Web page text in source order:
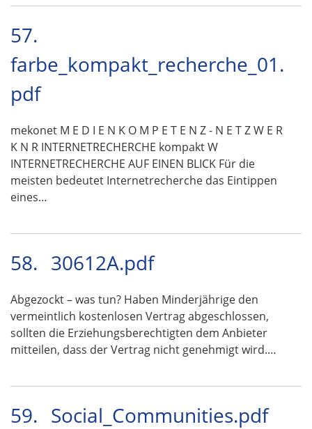
57.
farbe_kompakt_recherche_01.
pdf
mekonet M E D I E N K O M P E T E N Z - N E T Z W E R
K N R INTERNETRECHERCHE kompakt W
INTERNETRECHERCHE AUF EINEN BLICK Für die
meisten bedeutet Internetrecherche das Eintippen
eines…
58. 30612A.pdf
Abgezockt – was tun? Haben Minderjährige den
vermeintlich kostenlosen Vertrag abgeschlossen,
sollten die Erziehungsberechtigten dem Anbieter
mitteilen, dass der Vertrag nicht genehmigt wird.…
59. Social_Communities.pdf